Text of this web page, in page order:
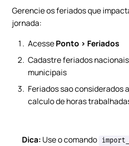
Gerencie os feriados que
jornada:
AcessePonto > Feriados
Cadastre feriados
municipais
Feriados sao considerados
calculo de horas
Dica: Use o comando